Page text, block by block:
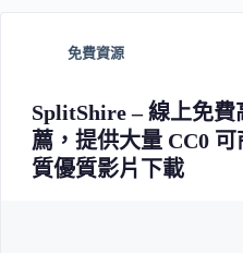
免費資源
SplitShire – 線上免
薦，提供大量 CC0
質優質影片下載